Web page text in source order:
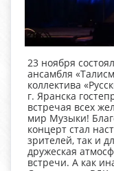
23 ноября
ансамбля
коллектива
г. Яранска
встречая всех
мир Музыки!
концерт стал
зрителей, так и
дружеская
встречи. А как